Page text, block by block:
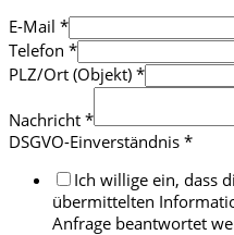
E-Mail *
Telefon *
PLZ/Ort (Objekt) *
Nachricht *
DSGVO-Einverständnis *
Ich willige ein, dass
übermittelten
Anfrage beantwortet